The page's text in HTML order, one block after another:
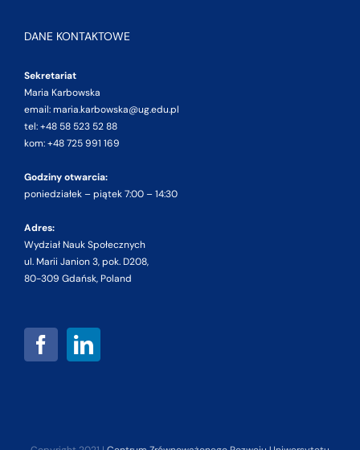
DANE KONTAKTOWE
Sekretariat
Maria Karbowska
email: maria.karbowska@ug.edu.pl
tel: +48 58 523 52 88
kom: +48 725 991 169
Godziny otwarcia:
poniedziałek – piątek 7:00 – 14:30
Adres:
Wydział Nauk Społecznych
ul. Marii Janion 3, pok. D208,
80-309 Gdańsk, Poland